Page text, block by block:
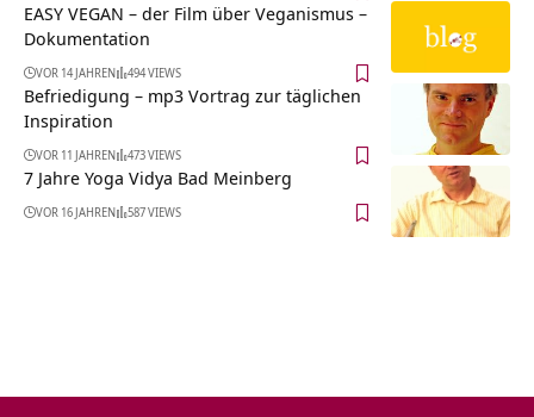
EASY VEGAN – der Film über Veganismus –
Dokumentation
VOR 14 JAHREN 494 VIEWS
Befriedigung – mp3 Vortrag zur täglichen
Inspiration
VOR 11 JAHREN 473 VIEWS
7 Jahre Yoga Vidya Bad Meinberg
VOR 16 JAHREN 587 VIEWS